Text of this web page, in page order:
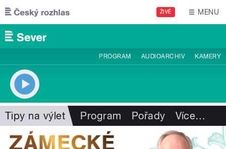
Přejít k hlavnímu obsahu
ŽIVĚ MENU
PROGRAM AUDIOARCHIV KAMERY
Tipy na výlet Program Pořady Více…